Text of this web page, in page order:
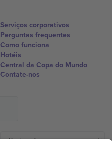
Serviços corporativos
Perguntas frequentes
Como funciona
Hotéis
Central da Copa do Mundo
Contate-nos